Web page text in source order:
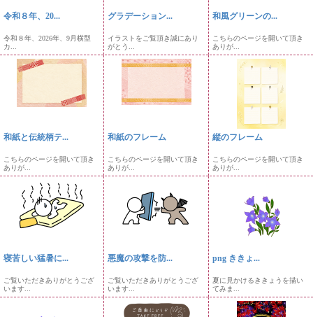
令和８年、20...
令和８年、2026年、9月横型
カ...
グラデーション...
イラストをご覧頂き誠にあり
がとう...
和風グリーンの...
こちらのページを開いて頂き
ありが...
和紙と伝統柄テ...
こちらのページを開いて頂き
ありが...
和紙のフレーム
こちらのページを開いて頂き
ありが...
縦のフレーム
こちらのページを開いて頂き
ありが...
寝苦しい猛暑に...
ご覧いただきありがとうござ
います...
悪魔の攻撃を防...
ご覧いただきありがとうござ
います...
png ききょ...
夏に見かけるききょうを描い
てみま...